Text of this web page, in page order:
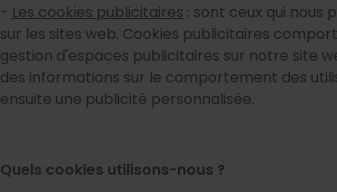
- Les cookies publicitaires : sont ceux qui
sur les sites web. Cookies publicitaires
gestion d'espaces publicitaires sur notre site
des informations sur le comportement des
ensuite une publicité personnalisée.
Quels cookies utilisons-nous ?